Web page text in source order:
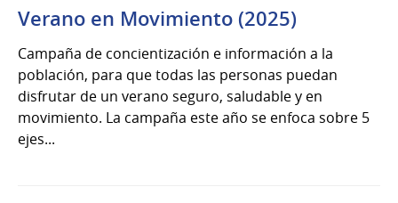
Verano en Movimiento (2025)
Campaña de concientización e información a la
población, para que todas las personas puedan
disfrutar de un verano seguro, saludable y en
movimiento. La campaña este año se enfoca sobre 5
ejes...